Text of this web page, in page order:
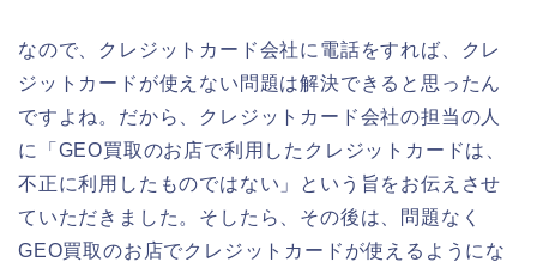
なので、クレジットカード会社に電話をすれば、クレ
ジットカードが使えない問題は解決できると思ったん
ですよね。だから、クレジットカード会社の担当の人
に「GEO買取のお店で利用したクレジットカードは、
不正に利用したものではない」という旨をお伝えさせ
ていただきました。そしたら、その後は、問題なく
GEO買取のお店でクレジットカードが使えるようにな